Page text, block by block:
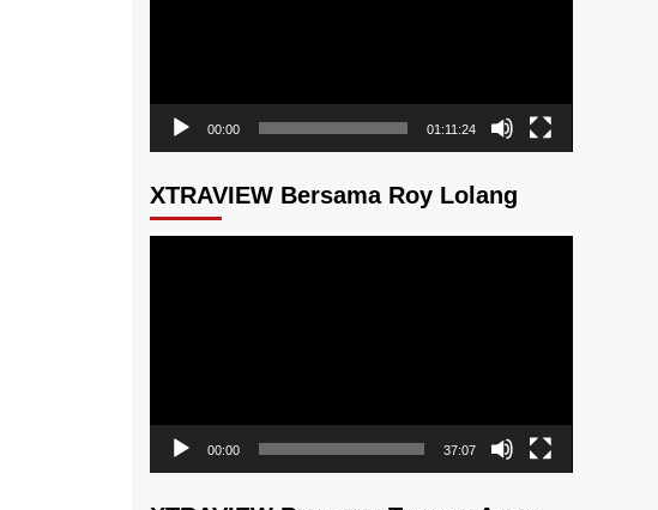
00:00 01:11:24
XTRAVIEW Bersama Roy Lolang
00:00 37:07